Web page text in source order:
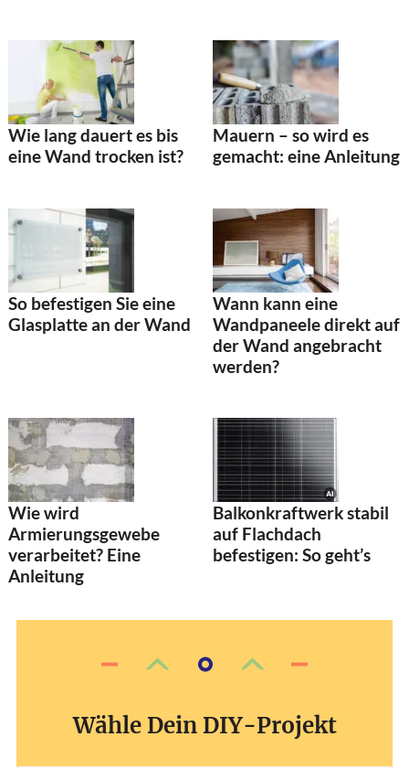
Wie lang dauert es bis
eine Wand trocken ist?
Mauern – so wird es
gemacht: eine Anleitung
So befestigen Sie eine
Glasplatte an der Wand
Wann kann eine
Wandpaneele direkt auf
der Wand angebracht
werden?
Wie wird
Armierungsgewebe
verarbeitet? Eine
Anleitung
Balkonkraftwerk stabil
auf Flachdach
befestigen: So geht’s
Wähle Dein DIY-Projekt